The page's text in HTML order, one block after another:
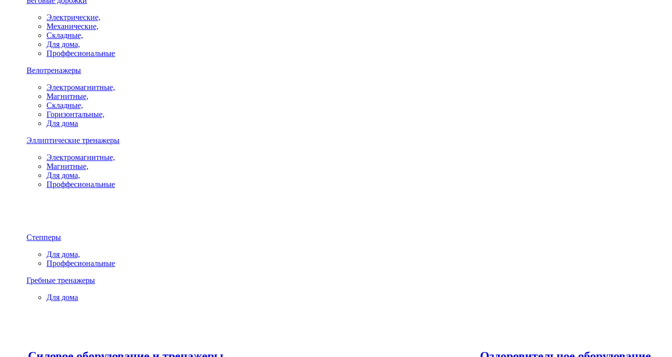
Электрические,
Механические,
Складные,
Для дома,
Проффесиональные
Велотренажеры
Электромагнитные,
Магнитные,
Складные,
Горизонтальные,
Для дома
Эллиптические тренажеры
Электромагнитные,
Магнитные,
Для дома,
Проффесиональные
Степперы
Для дома,
Проффесиональные
Гребные тренажеры
Для дома